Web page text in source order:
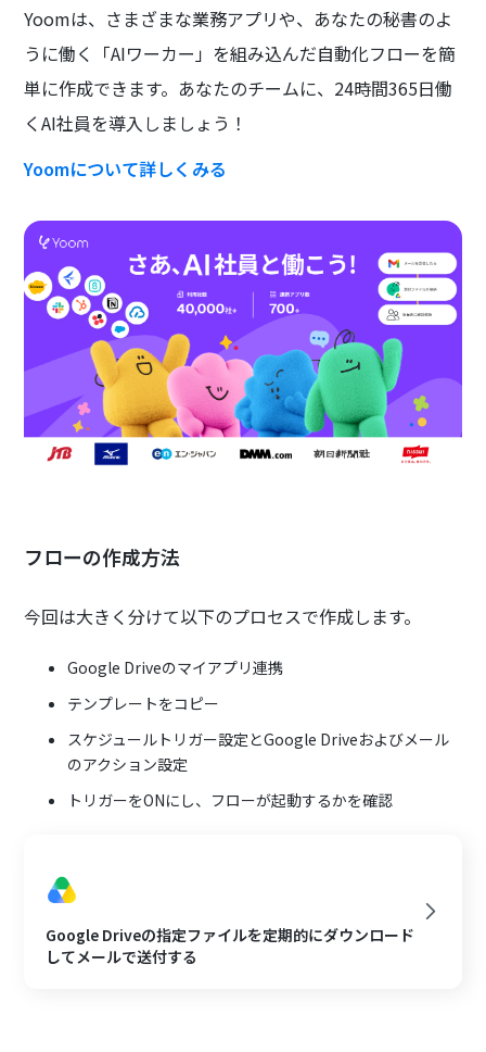
Yoomは、さまざまな業務アプリや、あなたの秘書のよ
うに働く「AIワーカー」を組み込んだ自動化フローを簡
単に作成できます。あなたのチームに、24時間365日働
くAI社員を導入しましょう！
Yoomについて詳しくみる
フローの作成方法
今回は大きく分けて以下のプロセスで作成します。
Google Driveのマイアプリ連携
テンプレートをコピー
スケジュールトリガー設定とGoogle Driveおよびメール
のアクション設定
トリガーをONにし、フローが起動するかを確認
Google Driveの指定ファイルを定期的にダウンロード
してメールで送付する